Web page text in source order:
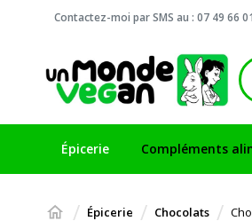
Contactez-moi par SMS au : 07 49 66
Épicerie Compléments
Épicerie Chocolats